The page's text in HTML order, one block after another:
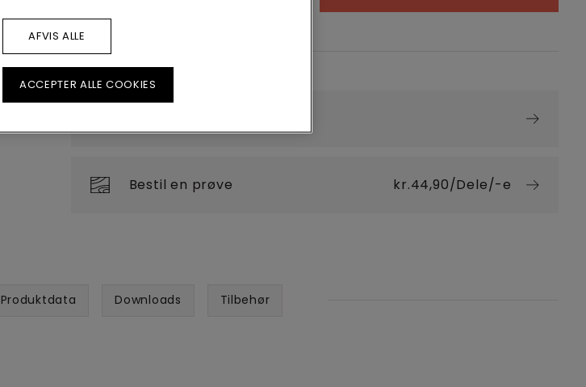
Bestil en prøve kr.44,90/Dele/-e
Produktdata Downloads Tilbehør
AFVIS ALLE
ACCEPTER ALLE COOKIES